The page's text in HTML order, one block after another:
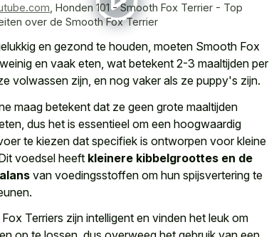
Honden 101 - Smooth Fox Terrier - Top
over de Smooth Fox Terrier
en gezond te houden, moeten Smooth Fox
en vaak eten, wat betekent 2-3 maaltijden per
volwassen zijn, en nog vaker als ze puppy's zijn.
maag betekent dat ze geen grote maaltijden
dus het is essentieel om een hoogwaardig
te kiezen dat specifiek is ontworpen voor kleine
voedsel heeft kleinere kibbelgroottes en de
van voedingsstoffen om hun spijsvertering te
Terriers zijn intelligent en vinden het leuk om